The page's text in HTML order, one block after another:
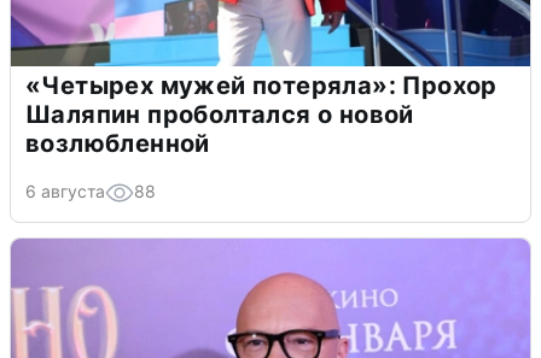
«Четырех мужей потеряла»: Прохор
Шаляпин проболтался о новой
возлюбленной
6 августа 88